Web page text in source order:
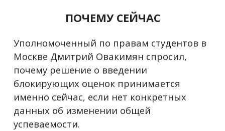
ПОЧЕМУ СЕЙЧАС
Уполномоченный по правам студентов в
Москве Дмитрий Овакимян спросил,
почему решение о введении
блокирующих оценок принимается
именно сейчас, если нет конкретных
данных об изменении общей
успеваемости.